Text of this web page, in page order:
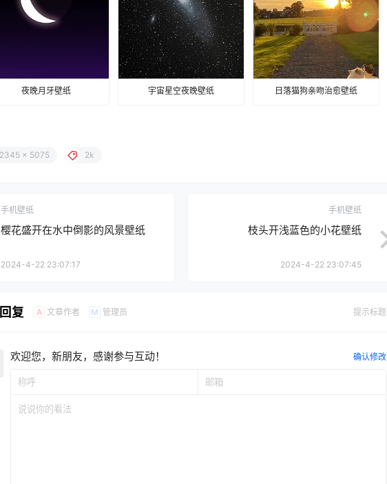
夜晚月牙壁纸 宇宙星空夜晚壁纸 日落猫狗亲吻治愈壁纸
2345 x 5075 2k
手机壁纸
樱花盛开在水中倒影的风景壁纸
2024-4-22 23:07:17
手机壁纸
枝头开浅蓝色的小花壁纸
2024-4-22 23:07:45
复 A 文章作者 M 管理员 提示标题
欢迎您，新朋友，感谢参与互动！ 确认修改